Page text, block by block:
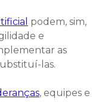
podem, sim,
e
as
las.
, equipes e